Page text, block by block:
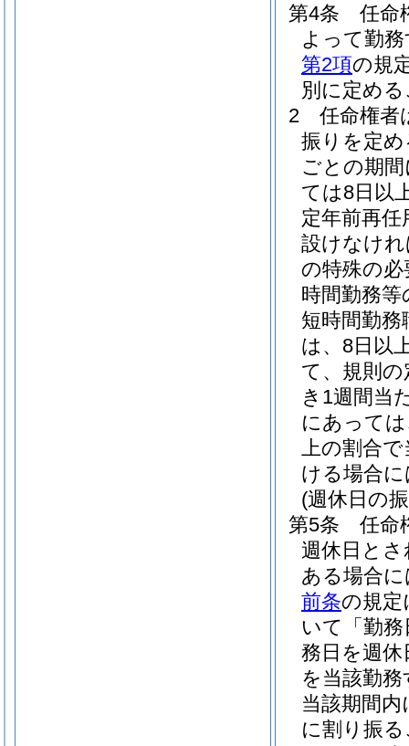
第4条
任命
よって勤
第2項の規
別に定め
2
任命権者
振りを定
ごとの期
ては8日以
定年前再
設けなけ
の特殊の必
時間勤務等
短時間勤
は、8日以
て、規則
き1週間当
にあって
上の割合で
ける場合
(週休日の
第5条
任命
週休日と
ある場合
前条の規定
いて「勤
務日を週
を当該勤
当該期間
に割り振